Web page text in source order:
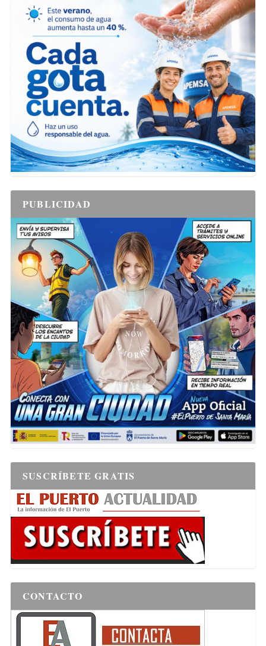
PUBLICIDAD
SUSCRÍBETE GRATIS
CONTACTO